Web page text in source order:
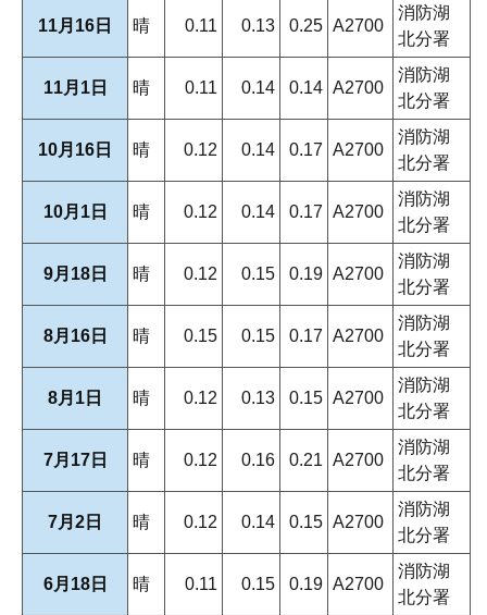
11月16日 晴 0.11 0.13 0.25 A2700
消防湖
北分署
11月1日 晴 0.11 0.14 0.14 A2700
消防湖
北分署
10月16日 晴 0.12 0.14 0.17 A2700
消防湖
北分署
10月1日 晴 0.12 0.14 0.17 A2700
消防湖
北分署
9月18日 晴 0.12 0.15 0.19 A2700
消防湖
北分署
8月16日 晴 0.15 0.15 0.17 A2700
消防湖
北分署
8月1日 晴 0.12 0.13 0.15 A2700
消防湖
北分署
7月17日 晴 0.12 0.16 0.21 A2700
消防湖
北分署
7月2日 晴 0.12 0.14 0.15 A2700
消防湖
北分署
6月18日 晴 0.11 0.15 0.19 A2700
消防湖
北分署